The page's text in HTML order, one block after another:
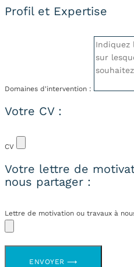
Profil et Expertise
Domaines d'intervention :
Votre CV :
CV
Votre lettre de
nous partager :
Lettre de motivation ou travaux à
ENVOYER ⟶